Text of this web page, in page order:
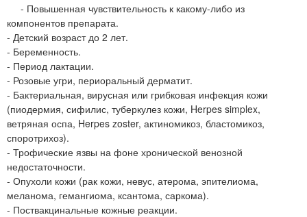
- Повышенная чувствительность к какому-либо из
компонентов препарата.
- Детский возраст до 2 лет.
- Беременность.
- Период лактации.
- Розовые угри, периоральный дерматит.
- Бактериальная, вирусная или грибковая инфекция кожи
(пиодермия, сифилис, туберкулез кожи, Herpes simplex,
ветряная оспа, Herpes zoster, актиномикоз, бластомикоз,
споротрихоз).
- Трофические язвы на фоне хронической венозной
недостаточности.
- Опухоли кожи (рак кожи, невус, атерома, эпителиома,
меланома, гемангиома, ксантома, саркома).
- Поствакцинальные кожные реакции.